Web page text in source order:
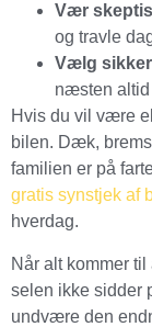
Vær
og travle
Vælg
næsten altid
Hvis du vil være
bilen. Dæk,
familien er på
gratis synstjek af
hverdag.
Når alt kommer
selen ikke sidder
undvære den